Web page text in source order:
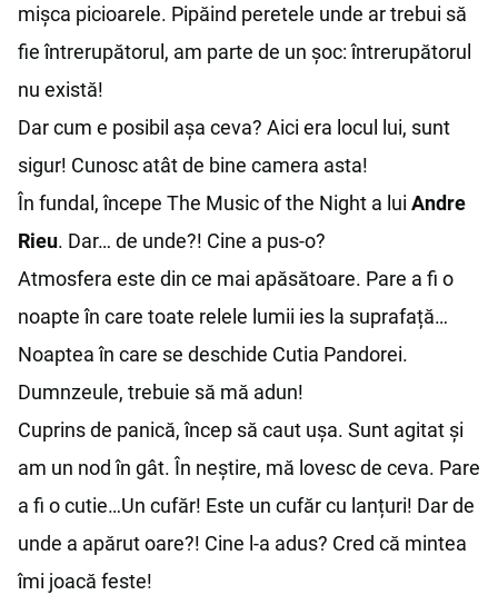
mișca picioarele. Pipăind peretele unde ar trebui să
fie întrerupătorul, am parte de un șoc: întrerupătorul
nu există!
Dar cum e posibil așa ceva? Aici era locul lui, sunt
sigur! Cunosc atât de bine camera asta!
În fundal, începe The Music of the Night a lui Andre
Rieu. Dar… de unde?! Cine a pus-o?
Atmosfera este din ce mai apăsătoare. Pare a fi o
noapte în care toate relele lumii ies la suprafață…
Noaptea în care se deschide Cutia Pandorei.
Dumnzeule, trebuie să mă adun!
Cuprins de panică, încep să caut ușa. Sunt agitat și
am un nod în gât. În neștire, mă lovesc de ceva. Pare
a fi o cutie…Un cufăr! Este un cufăr cu lanțuri! Dar de
unde a apărut oare?! Cine l-a adus? Cred că mintea
îmi joacă feste!